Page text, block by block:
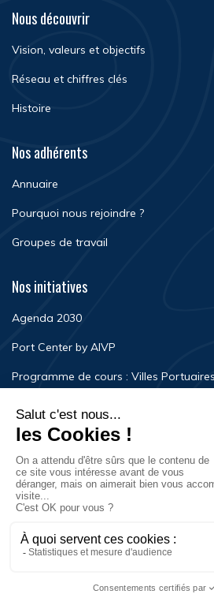
Nous découvrir
Vision, valeurs et objectifs
Réseau et chiffres clés
Histoire
Nos adhérents
Annuaire
Pourquoi nous rejoindre ?
Groupes de travail
Nos initiatives
Agenda 2030
Port Center by AIVP
Programme de cours : Villes
Newsroom
Événements
FAQ
Mentions légales Politique